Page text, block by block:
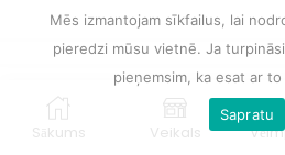
Sākums Veikals
Mēs izmantojam sīkfailus, lai
pieredzi mūsu vietnē. Ja
pieņemsim, ka esat ar
Sapratu